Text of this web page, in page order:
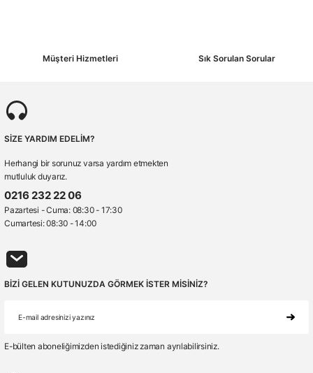
Müşteri Hizmetleri Sık Sorulan Sorular
SİZE YARDIM EDELİM?
Herhangi bir sorunuz varsa yardım etmekten
mutluluk duyarız.
0216 232 22 06
Pazartesi - Cuma: 08:30 - 17:30
Cumartesi: 08:30 - 14:00
BİZİ GELEN KUTUNUZDA GÖRMEK İSTER MİSİNİZ?
E-bülten aboneliğimizden istediğiniz zaman ayrılabilirsiniz.